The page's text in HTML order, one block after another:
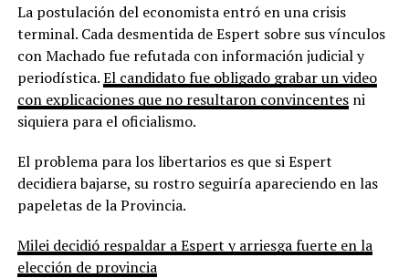
La postulación del economista entró en una crisis
terminal. Cada desmentida de Espert sobre sus vínculos
con Machado fue refutada con información judicial y
periodística.El candidato fue obligado grabar un video
con explicaciones que no resultaron convincentesni
siquiera para el oficialismo.
El problema para los libertarios es que si Espert
decidiera bajarse, su rostro seguiría apareciendo en las
papeletas de la Provincia.
Milei decidió respaldar a Espert y arriesga fuerte en la
elección de provincia